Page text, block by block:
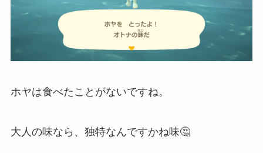
ホヤは食べたことがないですね。
大人の味なら、独特なんですかね味🤔